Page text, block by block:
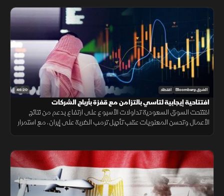
46:20 الشرق Bloomberg اقتصاد
افتتاحية إيجابية لتاسي بالتزامن مع قفزة بأرباح الشركات
افتتحت السوق السعودية تداولات الأسبوع على ارتفاع بدعم من نتائج
الأعمال وتحسن المعنويات عقب تأجيل ترمب الضربة على إيران، مع استمرار